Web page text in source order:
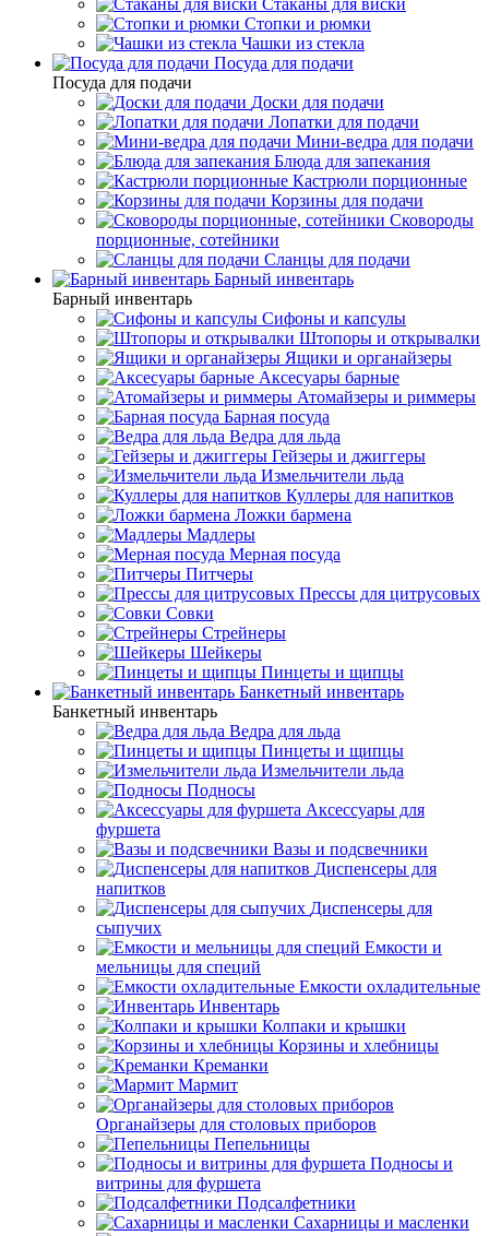
Стопки и рюмки
Чашки из стекла
Посуда для подачи
Посуда для подачи
Доски для подачи
Лопатки для подачи
Мини-ведра для подачи
Блюда для запекания
Кастрюли порционные
Корзины для подачи
Сковороды
порционные, сотейники
Сланцы для подачи
Барный инвентарь
Барный инвентарь
Сифоны и капсулы
Штопоры и открывалки
Ящики и органайзеры
Аксесуары барные
Атомайзеры и риммеры
Барная посуда
Ведра для льда
Гейзеры и джиггеры
Измельчители льда
Куллеры для напитков
Ложки бармена
Мадлеры
Мерная посуда
Питчеры
Прессы для цитрусовых
Совки
Стрейнеры
Шейкеры
Пинцеты и щипцы
Банкетный инвентарь
Банкетный инвентарь
Ведра для льда
Пинцеты и щипцы
Измельчители льда
Подносы
Аксессуары для
фуршета
Вазы и подсвечники
Диспенсеры для
напитков
Диспенсеры для
сыпучих
Емкости и
мельницы для специй
Емкости охладительные
Инвентарь
Колпаки и крышки
Корзины и хлебницы
Креманки
Мармит
Органайзеры для столовых приборов
Пепельницы
Подносы и
витрины для фуршета
Подсалфетники
Сахарницы и масленки